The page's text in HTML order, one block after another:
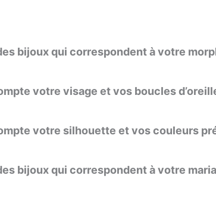
bijoux qui correspondent à votre
votre visage et vos boucles
votre silhouette et vos couleurs
bijoux qui correspondent à votre